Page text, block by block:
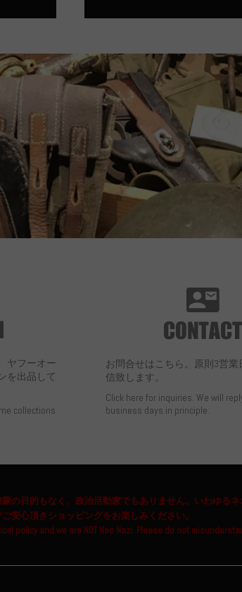
ヤフーオー
を出品して
collections
お問合せはこちら。原則3営
信致します。
Click here for inquiries. We will
business days in principle.
の目的もなく、政治活動家でもありません。いわゆる
ご安心頂きショッピングをお楽しみください。
policy and we are NOT Neo Nazi. Please do not